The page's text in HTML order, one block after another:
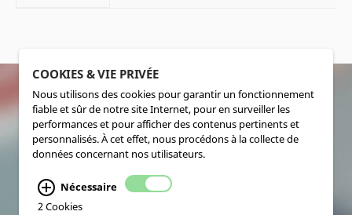
SOCIALMEDIA
COOKIES & VIE PRIVÉE
Nous utilisons des cookies pour garantir un fonctionnement
fiable et sûr de notre site Internet, pour en surveiller les
performances et pour afficher des contenus pertinents et
personnalisés. À cet effet, nous procédons à la collecte de
données concernant nos utilisateurs.
Nécessaire
2 Cookies